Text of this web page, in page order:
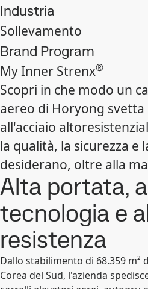
Industria
Sollevamento
Brand Program
My Inner Strenx®
Scopri in che modo un
aereo di Horyong
all'acciaio
la qualità, la sicurezza e
desiderano, oltre alla
Alta portata,
tecnologia e
resistenza
Dallo stabilimento di 68.359 m²
Corea del Sud, l'azienda